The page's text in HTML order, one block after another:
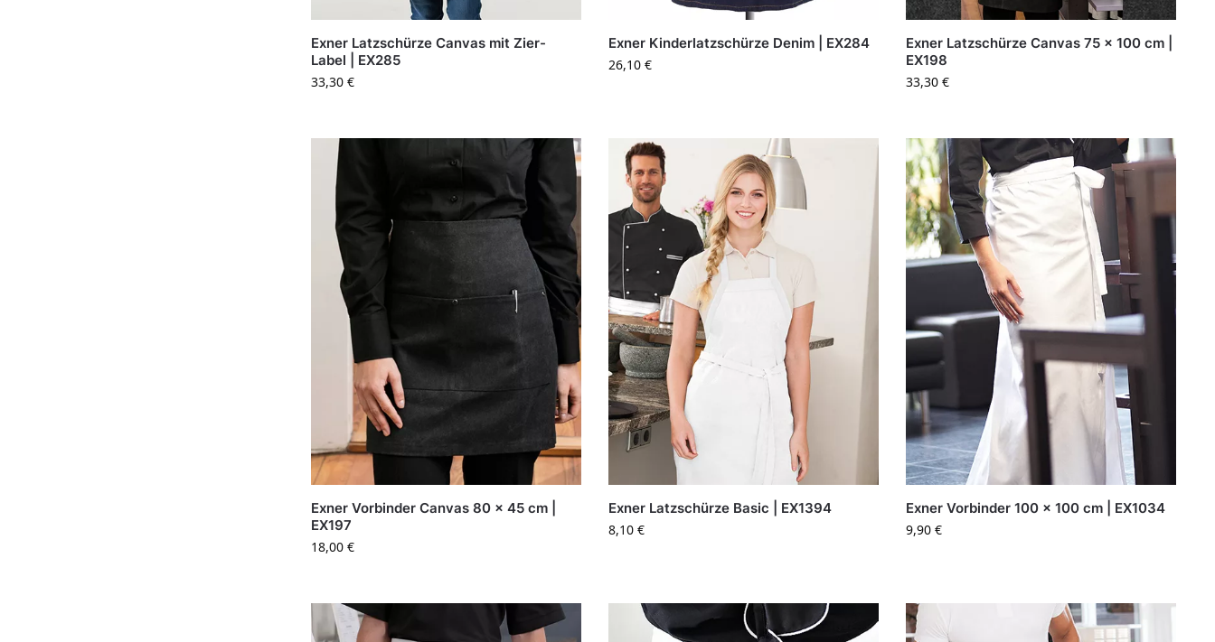
Exner Latzschürze Canvas mit Zier-
Label | EX285
33,30€
Exner Kinderlatzschürze Denim | EX284
26,10€
Exner Latzschürze Canvas 75 x 100 cm |
EX198
33,30€
Exner Vorbinder Canvas 80 x 45 cm |
EX197
18,00€
Exner Latzschürze Basic | EX1394
8,10€
Exner Vorbinder 100 x 100 cm | EX1034
9,90€